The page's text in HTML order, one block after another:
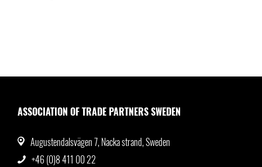
ASSOCIATION OF TRADE PARTNERS SWEDEN
Augustendalsvägen 7, Nacka strand, Sweden
+46 (0)8 411 00 22